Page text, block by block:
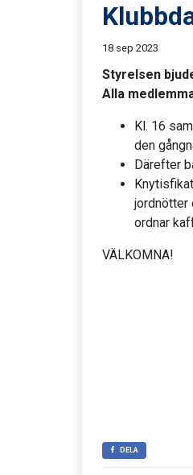
18 sep 2023
Styrelsen
Alla
Kl. 16
den
Därefter
jordnötter
ordnar
VÄLKOMNA!
DELA